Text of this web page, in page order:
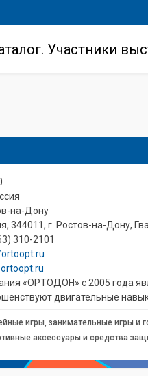
Участники
на-Дону
344011, г. Ростов-на-Дону,
310-2101
«ОРТОДОН» с 2005 года
двигательные
игры, занимательные игры и
аксессуары и средства